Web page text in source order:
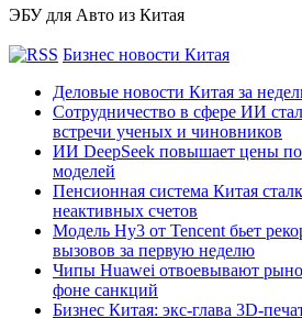
ЭБУ для Авто из Китая
Бизнес новости Китая
Деловые новости Китая за
Сотрудничество в сфере ИИ
встречи ученых и чиновников
ИИ DeepSeek повышает цены
моделей
Пенсионная система Китая
неактивных счетов
Модель Hy3 от Tencent бьет
вызовов за первую неделю
Чипы Huawei отвоевывают
фоне санкций
Бизнес Китая: экс-глава 3D-